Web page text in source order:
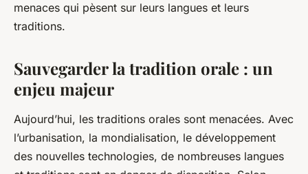
menaces qui pèsent sur leurs langues et leurs
traditions.
Sauvegarder la tradition orale : un
enjeu majeur
Aujourd’hui, les traditions orales sont menacées. Avec
l’urbanisation, la mondialisation, le développement
des nouvelles technologies, de nombreuses langues